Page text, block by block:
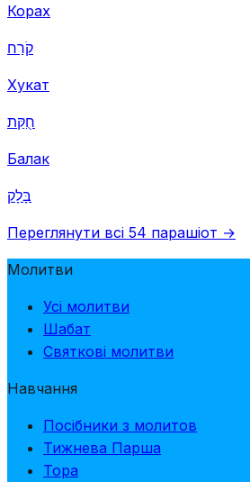
Корах
קֹרַח
Хукат
חֻקַּת
Балак
בָּלָק
Переглянути всі 54 парашіот →
Молитви
Усі молитви
Шабат
Святкові молитви
Навчання
Посібники з молитов
Тижнева Парша
Тора